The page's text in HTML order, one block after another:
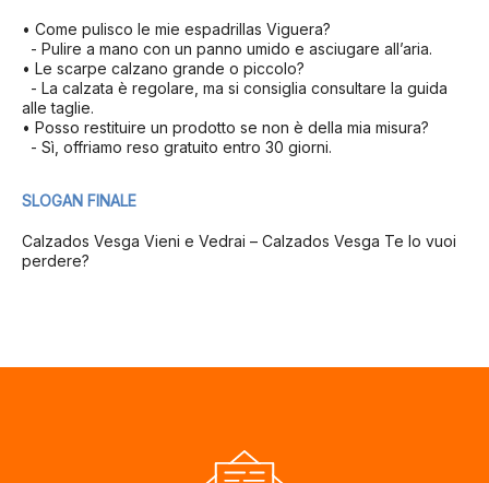
• Come pulisco le mie espadrillas Viguera?
- Pulire a mano con un panno umido e asciugare all’aria.
• Le scarpe calzano grande o piccolo?
- La calzata è regolare, ma si consiglia consultare la guida
alle taglie.
• Posso restituire un prodotto se non è della mia misura?
- Sì, offriamo reso gratuito entro 30 giorni.
SLOGAN FINALE
Calzados Vesga Vieni e Vedrai – Calzados Vesga Te lo vuoi
perdere?